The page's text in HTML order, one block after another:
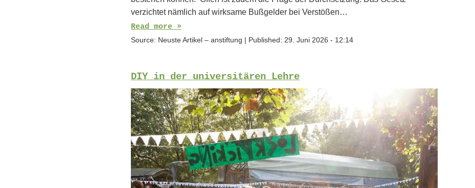
verzichtet nämlich auf wirksame Bußgelder bei Verstößen…
Read more »
Source: Neuste Artikel – anstiftung Published: 29. Juni 2026 - 12:14
DIY in der universitären Lehre